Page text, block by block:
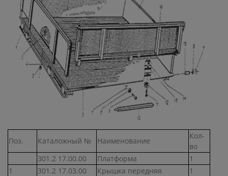
Поз. Каталожный № Наименование
Кол-
во
301.2 17.00.00
Платформа
1
1
301.2 17.03.00 Крышка передняя
1